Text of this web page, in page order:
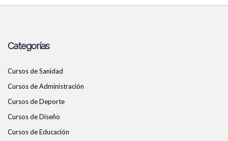
Categorías
Cursos de Sanidad
Cursos de Administración
Cursos de Deporte
Cursos de Diseño
Cursos de Educación